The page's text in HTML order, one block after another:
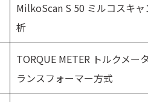
MilkoScan S 50 ミルコスキ
析
TORQUE METER トルクメー
ランスフォーマー方式